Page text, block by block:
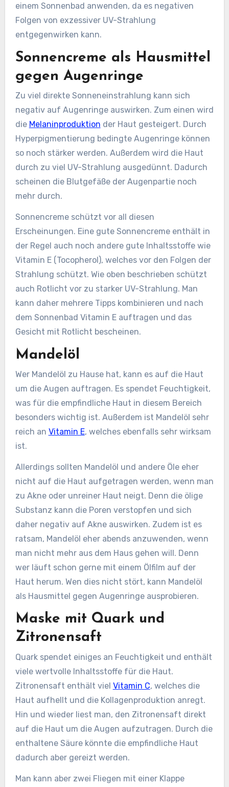
einem Sonnenbad anwenden, da es negativen
Folgen von exzessiver UV-Strahlung
entgegenwirken kann.
Sonnencreme als Hausmittel
gegen Augenringe
Zu viel direkte Sonneneinstrahlung kann sich
negativ auf Augenringe auswirken. Zum einen wird
die Melaninproduktion der Haut gesteigert. Durch
Hyperpigmentierung bedingte Augenringe können
so noch stärker werden. Außerdem wird die Haut
durch zu viel UV-Strahlung ausgedünnt. Dadurch
scheinen die Blutgefäße der Augenpartie noch
mehr durch.
Sonnencreme schützt vor all diesen
Erscheinungen. Eine gute Sonnencreme enthält in
der Regel auch noch andere gute Inhaltsstoffe wie
Vitamin E (Tocopherol), welches vor den Folgen der
Strahlung schützt. Wie oben beschrieben schützt
auch Rotlicht vor zu starker UV-Strahlung. Man
kann daher mehrere Tipps kombinieren und nach
dem Sonnenbad Vitamin E auftragen und das
Gesicht mit Rotlicht bescheinen.
Mandelöl
Wer Mandelöl zu Hause hat, kann es auf die Haut
um die Augen auftragen. Es spendet Feuchtigkeit,
was für die empfindliche Haut in diesem Bereich
besonders wichtig ist. Außerdem ist Mandelöl sehr
reich an Vitamin E, welches ebenfalls sehr wirksam
ist.
Allerdings sollten Mandelöl und andere Öle eher
nicht auf die Haut aufgetragen werden, wenn man
zu Akne oder unreiner Haut neigt. Denn die ölige
Substanz kann die Poren verstopfen und sich
daher negativ auf Akne auswirken. Zudem ist es
ratsam, Mandelöl eher abends anzuwenden, wenn
man nicht mehr aus dem Haus gehen will. Denn
wer läuft schon gerne mit einem Ölfilm auf der
Haut herum. Wen dies nicht stört, kann Mandelöl
als Hausmittel gegen Augenringe ausprobieren.
Maske mit Quark und
Zitronensaft
Quark spendet einiges an Feuchtigkeit und enthält
viele wertvolle Inhaltsstoffe für die Haut.
Zitronensaft enthält viel Vitamin C, welches die
Haut aufhellt und die Kollagenproduktion anregt.
Hin und wieder liest man, den Zitronensaft direkt
auf die Haut um die Augen aufzutragen. Durch die
enthaltene Säure könnte die empfindliche Haut
dadurch aber gereizt werden.
Man kann aber zwei Fliegen mit einer Klappe